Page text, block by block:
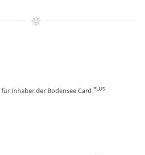
Inhaber der Bodensee Card PLUS